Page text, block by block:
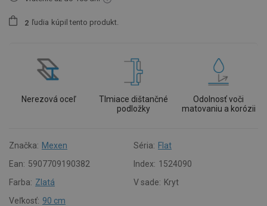
2 ľudia kúpil tento produkt.
Nerezová oceľ
Tlmiace dištančné
podložky
Odolnosť voči
matovaniu a korózii
Značka: Mexen Séria: Flat
Ean: 5907709190382 Index: 1524090
Farba: Zlatá V sade: Kryt
Veľkosť: 90 cm